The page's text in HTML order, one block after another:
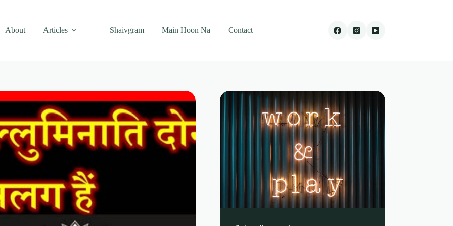
About Articles Shaivgram Main Hoon Na Contact